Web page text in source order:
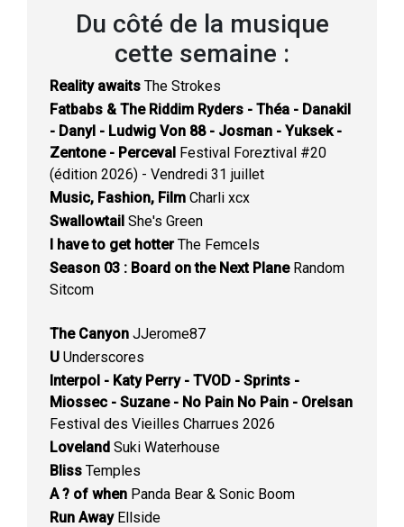
Du côté de la musique
cette semaine :
Reality awaits The Strokes
Fatbabs & The Riddim Ryders - Théa - Danakil
- Danyl - Ludwig Von 88 - Josman - Yuksek -
Zentone - Perceval Festival Foreztival #20
(édition 2026) - Vendredi 31 juillet
Music, Fashion, Film Charli xcx
Swallowtail She's Green
I have to get hotterThe Femcels
Season 03 : Board on the Next PlaneRandom
Sitcom
The Canyon JJerome87
U Underscores
Interpol - Katy Perry - TVOD - Sprints -
Miossec - Suzane - No Pain No Pain - Orelsan
Festival des Vieilles Charrues 2026
Loveland Suki Waterhouse
Bliss Temples
A ? of when Panda Bear & Sonic Boom
Run AwayEllside